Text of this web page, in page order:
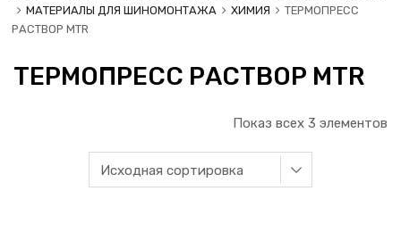
МАТЕРИАЛЫ ДЛЯ ШИНОМОНТАЖА
ХИМИЯ
ТЕРМОПРЕСС
РАСТВОР MTR
ТЕРМОПРЕСС РАСТВОР MTR
Показ всех 3 элементов